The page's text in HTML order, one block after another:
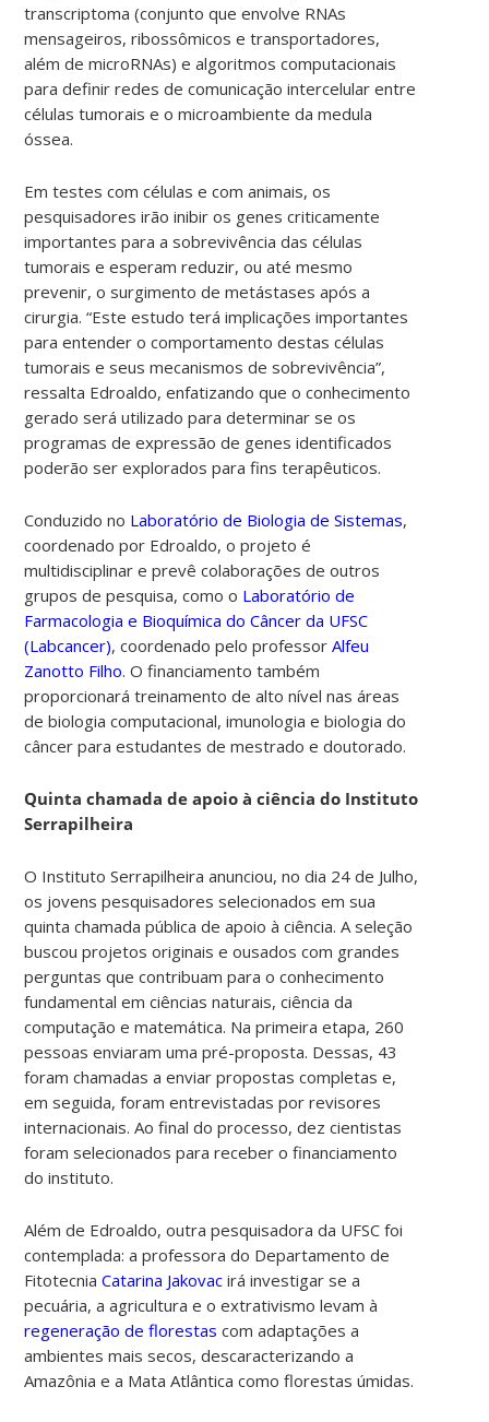
transcriptoma (conjunto que envolve RNAs
mensageiros, ribossômicos e transportadores,
além de microRNAs) e algoritmos computacionais
para definir redes de comunicação intercelular entre
células tumorais e o microambiente da medula
óssea.
Em testes com células e com animais, os
pesquisadores irão inibir os genes criticamente
importantes para a sobrevivência das células
tumorais e esperam reduzir, ou até mesmo
prevenir, o surgimento de metástases após a
cirurgia. “Este estudo terá implicações importantes
para entender o comportamento destas células
tumorais e seus mecanismos de sobrevivência”,
ressalta Edroaldo, enfatizando que o conhecimento
gerado será utilizado para determinar se os
programas de expressão de genes identificados
poderão ser explorados para fins terapêuticos.
Conduzido no Laboratório de Biologia de Sistemas,
coordenado por Edroaldo, o projeto é
multidisciplinar e prevê colaborações de outros
grupos de pesquisa, como o Laboratório de
Farmacologia e Bioquímica do Câncer da UFSC
(Labcancer), coordenado pelo professorAlfeu
Zanotto Filho. O financiamento também
proporcionará treinamento de alto nível nas áreas
de biologia computacional, imunologia e biologia do
câncer para estudantes de mestrado e doutorado.
Quinta chamada de apoio à ciência do Instituto
Serrapilheira
O Instituto Serrapilheira anunciou, no dia 24 de Julho,
os jovens pesquisadores selecionados em sua
quinta chamada pública de apoio à ciência. A seleção
buscou projetos originais e ousados com grandes
perguntas que contribuam para o conhecimento
fundamental em ciências naturais, ciência da
computação e matemática. Na primeira etapa, 260
pessoas enviaram uma pré-proposta. Dessas, 43
foram chamadas a enviar propostas completas e,
em seguida, foram entrevistadas por revisores
internacionais. Ao final do processo, dez cientistas
foram selecionados para receber o financiamento
do instituto.
Além de Edroaldo, outra pesquisadora da UFSC foi
contemplada: a professora do Departamento de
FitotecniaCatarina Jakovac irá investigar se a
pecuária, a agricultura e o extrativismo levam à
regeneração de florestas com adaptações a
ambientes mais secos, descaracterizando a
Amazônia e a Mata Atlântica como florestas úmidas.